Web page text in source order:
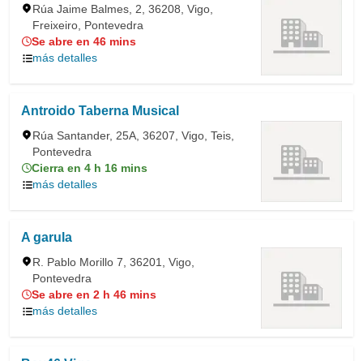
Rúa Jaime Balmes, 2, 36208, Vigo,
Freixeiro, Pontevedra
Se abre en 46 mins
más detalles
Antroido Taberna Musical
Rúa Santander, 25A, 36207, Vigo, Teis,
Pontevedra
Cierra en 4 h 16 mins
más detalles
A garula
R. Pablo Morillo 7, 36201, Vigo,
Pontevedra
Se abre en 2 h 46 mins
más detalles